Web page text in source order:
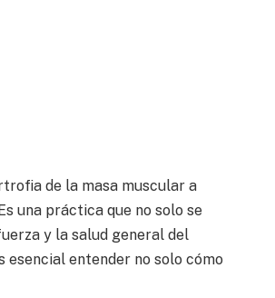
de la masa muscular a
una práctica que no solo se
y la salud general del
esencial entender no solo cómo